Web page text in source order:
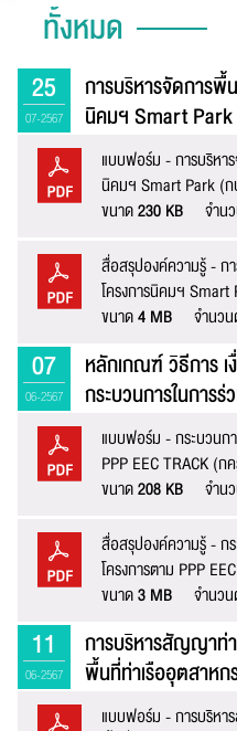
ทั้งหมด
25
07-2567
การบริหารจัดการพื้
นิคมฯ Smart
แบบฟอร์ม - การบริหา
นิคมฯ Smart Park (
ขนาด230 KB จำน
สื่อสรุปองค์ความรู้ - ก
โครงการนิคมฯ
ขนาด4 MB จำนว
07
06-2567
หลักเกณฑ์ วิธีการ เ
กระบวนการในการ
แบบฟอร์ม - กระบวนก
PPP EEC TRACK (ก
ขนาด208 KB จำน
สื่อสรุปองค์ความรู้ - ก
โครงการตาม PPP
ขนาด3 MB จำนว
11
06-2567
การบริหารสัญญาท่า
พื้นที่ท่าเรืออุตสาห
แบบฟอร์ม - การบริหา
แจ้งไฟล์เสีย
หัวข้อเรื่อง :